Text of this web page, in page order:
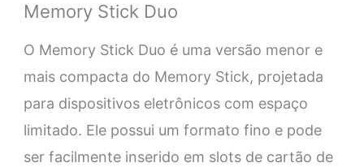
Memory Stick Duo
O Memory Stick Duo é uma versão menor e
mais compacta do Memory Stick, projetada
para dispositivos eletrônicos com espaço
limitado. Ele possui um formato fino e pode
ser facilmente inserido em slots de cartão de